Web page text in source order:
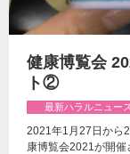
健康博覧会
ト②
最新ハラルニュース
2021年1月27日から
康博覧会2021が開催